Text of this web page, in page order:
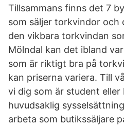
Tillsammans finns det 7
som säljer torkvindor och
den vikbara torkvindan
Mölndal kan det ibland
som är riktigt bra på
kan priserna variera. Till
vi dig som är student eller
huvudsaklig
arbeta som butikssäljare